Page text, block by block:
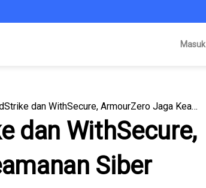
Masuk
Gandeng CrowdStrike dan WithSecure, ArmourZero Jaga Keamanan Siber
dan WithSecure,
Siber